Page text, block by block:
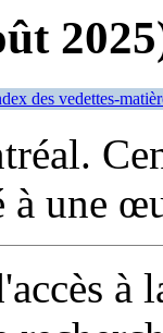
des vedettes-
à une
à